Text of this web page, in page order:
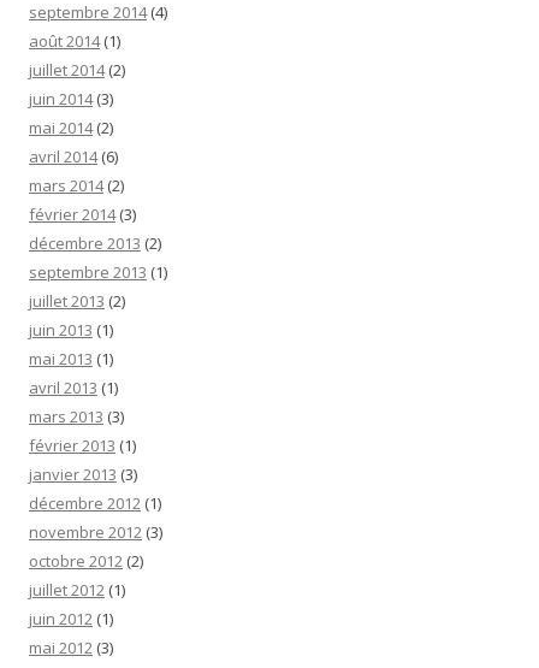
septembre 2014(4)
août 2014(1)
juillet 2014(2)
juin 2014(3)
mai 2014(2)
avril 2014(6)
mars 2014(2)
février 2014(3)
décembre 2013 (2)
septembre 2013 (1)
juillet 2013 (2)
juin 2013 (1)
mai 2013 (1)
avril 2013 (1)
mars 2013 (3)
février 2013 (1)
janvier 2013 (3)
décembre 2012 (1)
novembre 2012 (3)
octobre 2012 (2)
juillet 2012 (1)
juin 2012 (1)
mai 2012 (3)